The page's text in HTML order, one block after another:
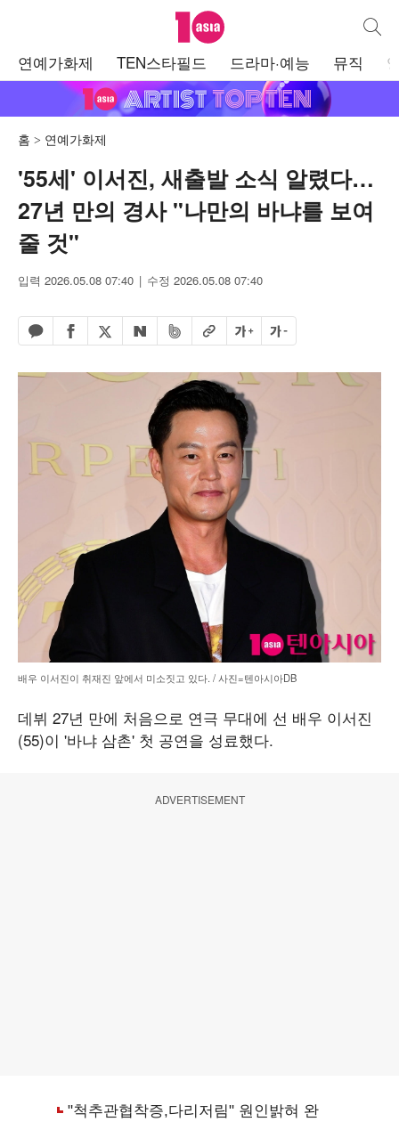
텐아시아 통합
연예가화제 TEN스타필드 드라마·예능 뮤직
홈 연예가화제
'55세' 이서진, 새출발 소식 알렸다…
27년 만의 경사 "나만의 바냐를 보여
줄 것"
입력 2026.05.08 07:40 수정 2026.05.08 07:40
카카오톡 공유하기
페이스북 공유하기
엑스 공유하기
네이버 공유하기
밴드 공유하기
URL복사글자 크게글자 작게
배우 이서진이 취재진 앞에서 미소짓고 있다. / 사진=텐아시아DB
데뷔 27년 만에 처음으로 연극 무대에 선 배우 이서진
(55)이 '바냐 삼촌' 첫 공연을 성료했다.
ADVERTISEMENT